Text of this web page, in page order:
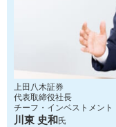
上田八木証券
代表取締役社長
チーフ・インベストメント
川東 史和氏